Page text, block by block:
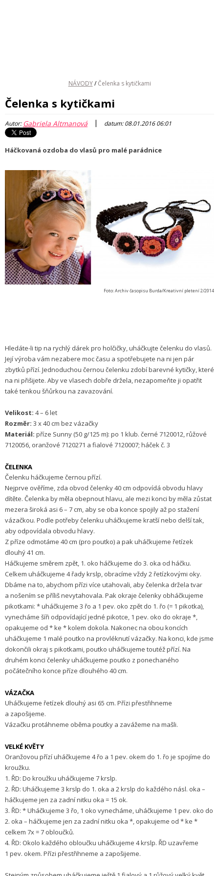
NÁVODY / Čelenka s kytičkami
Čelenka s kytičkami
Autor: Gabriela Altmanová | datum: 08.01.2016 06:01
Háčkovaná ozdoba do vlasů pro malé parádnice
Foto: Archiv časopisu Burda/Kreativní pletení 2/2014
Hledáte-li tip na rychlý dárek pro holčičky, uháčkujte čelenku do vlasů.
Její výroba vám nezabere moc času a spotřebujete na ni jen pár
zbytků přízí. Jednoduchou černou čelenku zdobí barevné kytičky, které
na ni přišijete. Aby ve vlasech dobře držela, nezapomeňte ji opatřit
také tenkou šňůrkou na zavazování.
Velikost: 4 – 6 let
Rozměr: 3 x 40 cm bez vázačky
Materiál: příze Sunny (50 g/125 m): po 1 klub. černé 7120012, růžové
7120056, oranžové 7120271 a fialové 7120007; háček č. 3
ČELENKA
Čelenku háčkujeme černou přízí.
Nejprve ověříme, zda obvod čelenky 40 cm odpovídá obvodu hlavy
dítěte. Čelenka by měla obepnout hlavu, ale mezi konci by měla zůstat
mezera široká asi 6 – 7 cm, aby se oba konce spojily až po stažení
vázačkou. Podle potřeby čelenku uháčkujeme kratší nebo delší tak,
aby odpovídala obvodu hlavy.
Z příze odmotáme 40 cm (pro poutko) a pak uháčkujeme řetízek
dlouhý 41 cm.
Háčkujeme směrem zpět, 1. oko háčkujeme do 3. oka od háčku.
Celkem uháčkujeme 4 řady krslp, obracíme vždy 2 řetízkovými oky.
Dbáme na to, abychom přízi více utahovali, aby čelenka držela tvar
a nošením se příliš nevytahovala. Pak okraje čelenky obháčkujeme
pikotkami: * uháčkujeme 3 řo a 1 pev. oko zpět do 1. řo (= 1 pikotka),
vynecháme šíři odpovídající jedné pikotce, 1 pev. oko do okraje *,
opakujeme od * ke * kolem dokola. Nakonec na obou koncích
uháčkujeme 1 malé poutko na provléknutí vázačky. Na konci, kde jsme
dokončili okraj s pikotkami, poutko uháčkujeme toutéž přízí. Na
druhém konci čelenky uháčkujeme poutko z ponechaného
počátečního konce příze dlouhého 40 cm.
VÁZAČKA
Uháčkujeme řetízek dlouhý asi 65 cm. Přízi přestřihneme
a zapošijeme.
Vázačku protáhneme oběma poutky a zavážeme na mašli.
VELKÉ KVĚTY
Oranžovou přízí uháčkujeme 4 řo a 1 pev. okem do 1. řo je spojíme do
kroužku.
1. ŘD: Do kroužku uháčkujeme 7 krslp.
2. ŘD: Uháčkujeme 3 krslp do 1. oka a 2 krslp do každého násl. oka –
háčkujeme jen za zadní nitku oka = 15 ok.
3. ŘD: * Uháčkujeme 3 řo, 1 oko vynecháme, uháčkujeme 1 pev. oko do
2. oka – háčkujeme jen za zadní nitku oka *, opakujeme od * ke *
celkem 7x = 7 obloučků.
4. ŘD: Okolo každého obloučku uháčkujeme 4 krslp. ŘD uzavřeme
1 pev. okem. Přízi přestřihneme a zapošijeme.